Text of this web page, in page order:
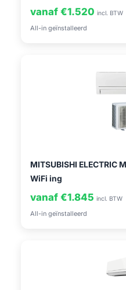
vanaf €1.520 incl. BTW
All-in geïnstalleerd
MITSUBISHI ELECTRIC
WiFi ing
vanaf €1.845 incl. BTW
All-in geïnstalleerd